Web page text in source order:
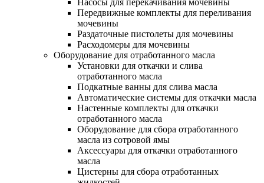
Насосы для перекачивания мочевины
Передвижные комплекты для переливания
мочевины
Раздаточные пистолеты для мочевины
Расходомеры для мочевины
Оборудование для отработанного масла
Установки для откачки и слива
отработанного масла
Подкатные ванны для слива масла
Автоматические системы для откачки масла
Настенные комплекты для откачки
отработанного масла
Оборудование для сбора отработанного
масла из сотровой ямы
Аксессуары для откачки отработанного
масла
Цистерны для сбора отработанных